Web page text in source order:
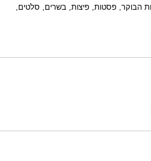
הבוקר, פסטות, פיצות, בשרים, סלטים,